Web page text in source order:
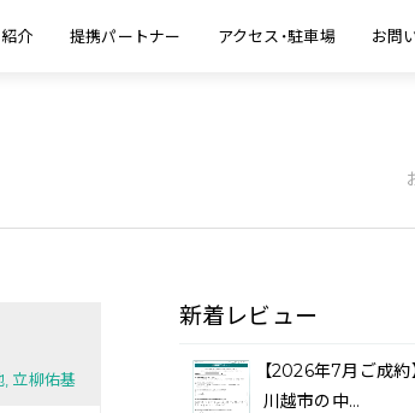
介 提携パートナー アクセス・駐車場 お問
, 立柳佑基
新着レビュー
【2026年7月ご成約
川越市の中…